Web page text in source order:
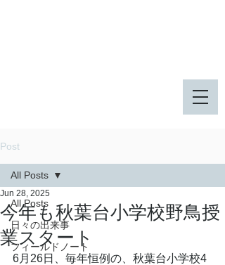
Post
All Posts
日々の出来事
フィールドノート
All Posts
今年も秋葉台小学校野鳥授
業スタート
Jun 28, 2025
6月26日、毎年恒例の、秋葉台小学校4